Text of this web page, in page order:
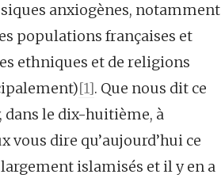
anxiogènes, notamment
populations françaises et
ethniques et de religions
[1]. Que nous dit ce
dans le dix-huitième, à
vous dire qu’aujourd’hui ce
islamisés et il y en a